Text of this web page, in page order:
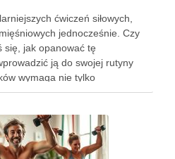
ćwiczeń siłowych,
jednocześnie. Czy
się, jak opanować tę
ją do swojej rutyny
wymaga nie tylko
poprawnej formy i